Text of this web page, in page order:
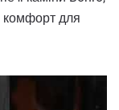
комфорт для